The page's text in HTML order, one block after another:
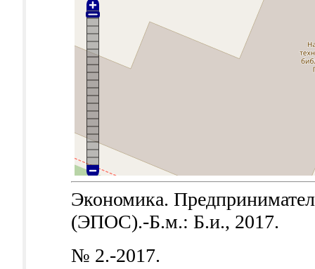
Экономика.
(ЭПОС).-Б.м.: Б.и., 2017.
№ 2.-2017.